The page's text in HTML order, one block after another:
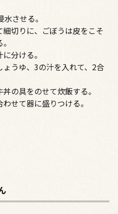
させる。
切りに、ごぼうは皮をこそ
分ける。
うゆ、3の汁を入れて、2合
の具をのせて炊飯する。
せて器に盛りつける。